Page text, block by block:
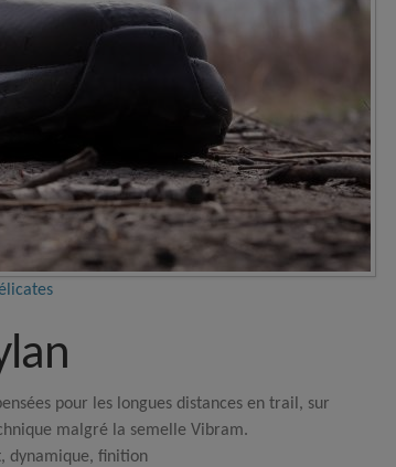
pour les longues distances en trail, sur
malgré la semelle Vibram.
dynamique, finition